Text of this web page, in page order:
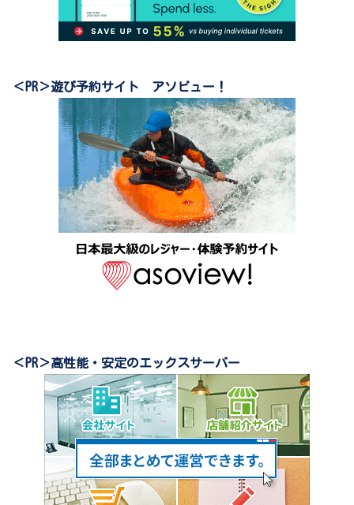
＜PR＞遊び予約サイト アソビュー！
＜PR＞高性能・安定のエックスサーバー